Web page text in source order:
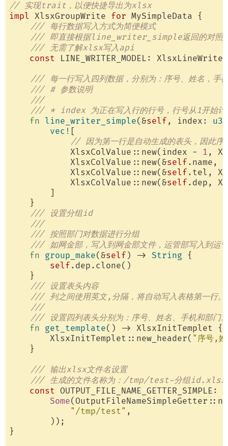
// 实现trait，以便快捷导出为xlsx
impl XlsxGroupWrite for MySimpleData {
/// 每行数据写入方式为简便模式
/// 即直接根据line_writer_simple返回的对照表
/// 无需了解xlsx写入api
const LINE_WRITER_MODEL:
/// 每一行写入四列数据，分别为：序号、姓名，手
/// # 参数说明
///
/// * index 为正在写入行的行号，行号从1开始计
fn line_writer_simple(&self , index: u32
vec! [
// 因为第一行是自动生成的表头，因此序
            XlsxColValue::new(index -
1 ,
            XlsxColValue::new(&
self .name,
            XlsxColValue::new(&
self .tel,
            XlsxColValue::new(&
self .dep,
        ]
    }
/// 设置分组id
///
/// 按照部门对数据进行分组
/// 如网金部，写入到网金部文件，运管部写入到运
fn group_make(&self ) -> String {
self .dep.clone()
    }
/// 设置表头内容
/// 列之间使用英文,分隔，将自动写入表格第一行。
///
/// 设置四列表头分别为：序号、姓名、手机和部门
fn get_template() -> XlsxInitTemplet {
        XlsxInitTemplet::new_header(
"序号,
    }
/// 输出xlsx文件名设置
/// 生成的文件名称为：/tmp/test-分组id.xlsx
const OUTPUT_FILE_NAME_GETTER_SIMPLE:
Some
"/tmp/test" ,
        ));
}